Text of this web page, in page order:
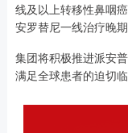
线及以上转移性鼻咽
安罗替尼一线治疗晚
集团将积极推进派安
满足全球患者的迫切临